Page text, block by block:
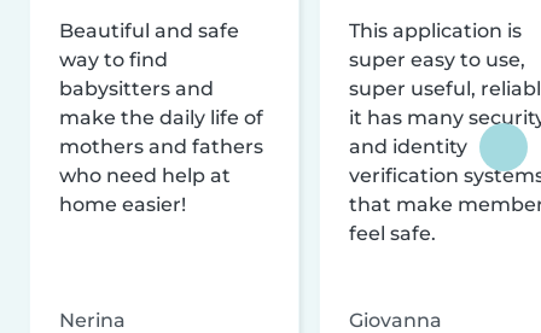
Beautiful and safe
way to find
babysitters and
make the daily life of
mothers and fathers
who need help at
home easier!
Nerina
This application is
super easy to use,
super useful,
it has many
and identity
verification
that make
feel safe.
Giovanna